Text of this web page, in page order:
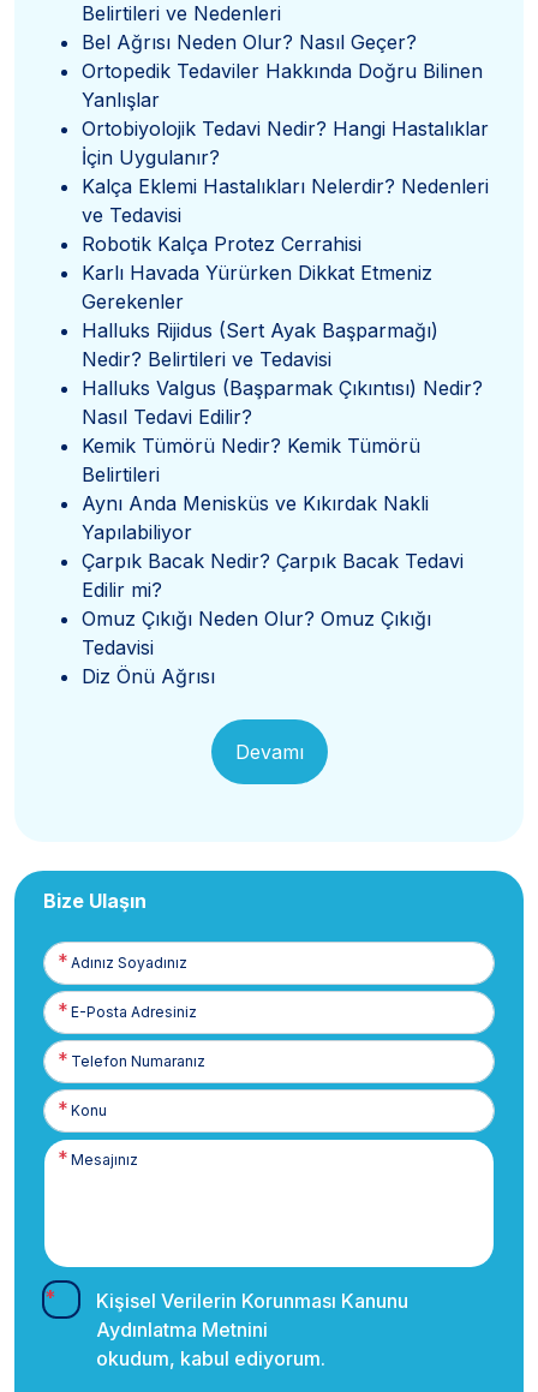
Belirtileri ve Nedenleri
Bel Ağrısı Neden Olur? Nasıl Geçer?
Ortopedik Tedaviler Hakkında Doğru Bilinen
Yanlışlar
Ortobiyolojik Tedavi Nedir? Hangi Hastalıklar
İçin Uygulanır?
Kalça Eklemi Hastalıkları Nelerdir? Nedenleri
ve Tedavisi
Robotik Kalça Protez Cerrahisi
Karlı Havada Yürürken Dikkat Etmeniz
Gerekenler
Halluks Rijidus (Sert Ayak Başparmağı)
Nedir? Belirtileri ve Tedavisi
Halluks Valgus (Başparmak Çıkıntısı) Nedir?
Nasıl Tedavi Edilir?
Kemik Tümörü Nedir? Kemik Tümörü
Belirtileri
Aynı Anda Menisküs ve Kıkırdak Nakli
Yapılabiliyor
Çarpık Bacak Nedir? Çarpık Bacak Tedavi
Edilir mi?
Omuz Çıkığı Neden Olur? Omuz Çıkığı
Tedavisi
Diz Önü Ağrısı
Devamı
Bize Ulaşın
Adınız
Soyadınız
E-
Posta
Telefon
Numaranız
Kişisel Verilerin Korunması Kanunu
Aydınlatma Metnini
okudum, kabul ediyorum.